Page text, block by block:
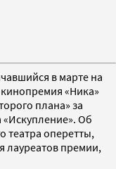
в марте на
«Ника»
плана» за
Об
театра оперетты,
лауреатов премии,